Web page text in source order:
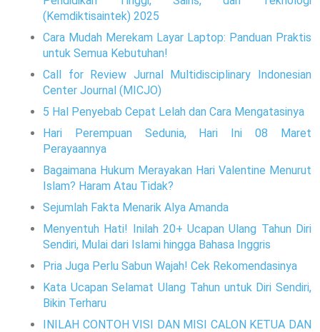
(Kemdiktisaintek) 2025
Cara Mudah Merekam Layar Laptop: Panduan Praktis
untuk Semua Kebutuhan!
Call for Review Jurnal Multidisciplinary Indonesian
Center Journal (MICJO)
5 Hal Penyebab Cepat Lelah dan Cara Mengatasinya
Hari Perempuan Sedunia, Hari Ini 08 Maret
Perayaannya
Bagaimana Hukum Merayakan Hari Valentine Menurut
Islam? Haram Atau Tidak?
Sejumlah Fakta Menarik Alya Amanda
Menyentuh Hati! Inilah 20+ Ucapan Ulang Tahun Diri
Sendiri, Mulai dari Islami hingga Bahasa Inggris
Pria Juga Perlu Sabun Wajah! Cek Rekomendasinya
Kata Ucapan Selamat Ulang Tahun untuk Diri Sendiri,
Bikin Terharu
INILAH CONTOH VISI DAN MISI CALON KETUA DAN